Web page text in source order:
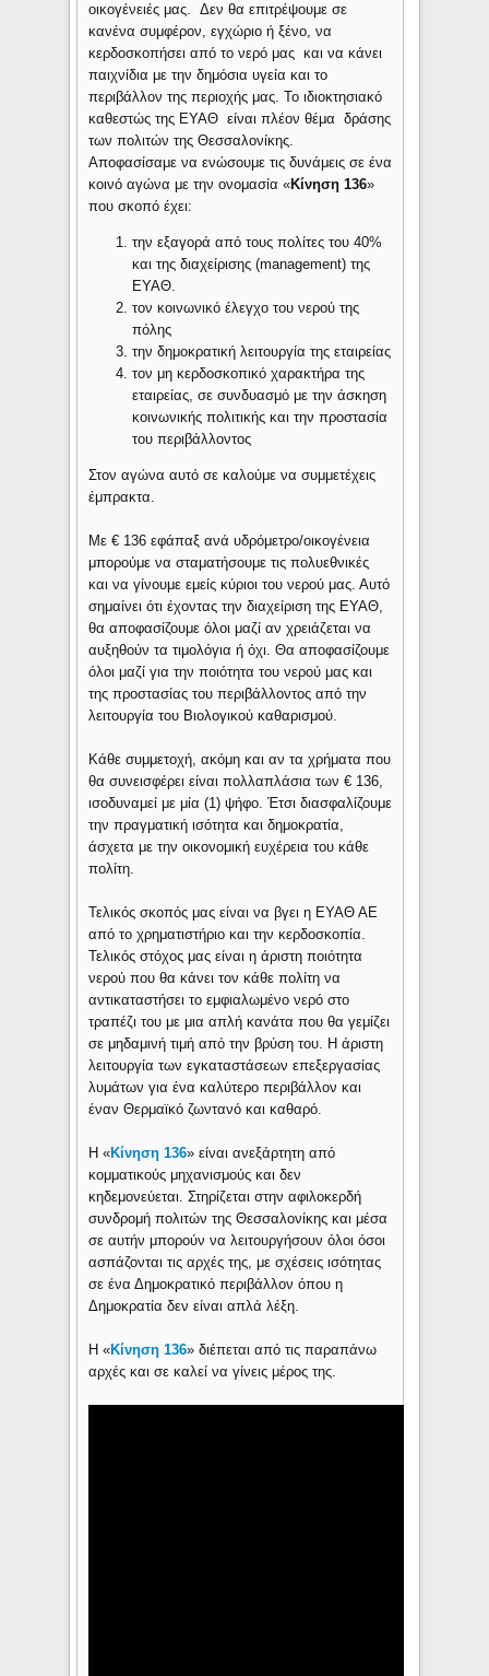
οικογένειές μας. Δεν θα επιτρέψουμε σε
κανένα συμφέρον, εγχώριο ή ξένο, να
κερδοσκοπήσει από το νερό μας και να κάνει
παιχνίδια με την δημόσια υγεία και το
περιβάλλον της περιοχής μας. Το ιδιοκτησιακό
καθεστώς της ΕΥΑΘ είναι πλέον θέμα δράσης
των πολιτών της Θεσσαλονίκης.
Αποφασίσαμε να ενώσουμε τις δυνάμεις σε ένα
κοινό αγώνα με την ονομασία «Κίνηση 136»
που σκοπό έχει:
την εξαγορά από τους πολίτες του 40%
και της διαχείρισης (management) της
ΕΥΑΘ.
τον κοινωνικό έλεγχο του νερού της
πόλης
την δημοκρατική λειτουργία της εταιρείας
τον μη κερδοσκοπικό χαρακτήρα της
εταιρείας, σε συνδυασμό με την άσκηση
κοινωνικής πολιτικής και την προστασία
του περιβάλλοντος
Στον αγώνα αυτό σε καλούμε να συμμετέχεις
έμπρακτα.
Με € 136 εφάπαξ ανά υδρόμετρο/οικογένεια
μπορούμε να σταματήσουμε τις πολυεθνικές
και να γίνουμε εμείς κύριοι του νερού μας. Αυτό
σημαίνει ότι έχοντας την διαχείριση της ΕΥΑΘ,
θα αποφασίζουμε όλοι μαζί αν χρειάζεται να
αυξηθούν τα τιμολόγια ή όχι. Θα αποφασίζουμε
όλοι μαζί για την ποιότητα του νερού μας και
της προστασίας του περιβάλλοντος από την
λειτουργία του Βιολογικού καθαρισμού.
Κάθε συμμετοχή, ακόμη και αν τα χρήματα που
θα συνεισφέρει είναι πολλαπλάσια των € 136,
ισοδυναμεί με μία (1) ψήφο. Έτσι διασφαλίζουμε
την πραγματική ισότητα και δημοκρατία,
άσχετα με την οικονομική ευχέρεια του κάθε
πολίτη.
Τελικός σκοπός μας είναι να βγει η ΕΥΑΘ ΑΕ
από το χρηματιστήριο και την κερδοσκοπία.
Τελικός στόχος μας είναι η άριστη ποιότητα
νερού που θα κάνει τον κάθε πολίτη να
αντικαταστήσει το εμφιαλωμένο νερό στο
τραπέζι του με μια απλή κανάτα που θα γεμίζει
σε μηδαμινή τιμή από την βρύση του. Η άριστη
λειτουργία των εγκαταστάσεων επεξεργασίας
λυμάτων για ένα καλύτερο περιβάλλον και
έναν Θερμαϊκό ζωντανό και καθαρό.
Η «Κίνηση 136» είναι ανεξάρτητη από
κομματικούς μηχανισμούς και δεν
κηδεμονεύεται. Στηρίζεται στην αφιλοκερδή
συνδρομή πολιτών της Θεσσαλονίκης και μέσα
σε αυτήν μπορούν να λειτουργήσουν όλοι όσοι
ασπάζονται τις αρχές της, με σχέσεις ισότητας
σε ένα Δημοκρατικό περιβάλλον όπου η
Δημοκρατία δεν είναι απλά λέξη.
Η «Κίνηση 136» διέπεται από τις παραπάνω
αρχές και σε καλεί να γίνεις μέρος της.